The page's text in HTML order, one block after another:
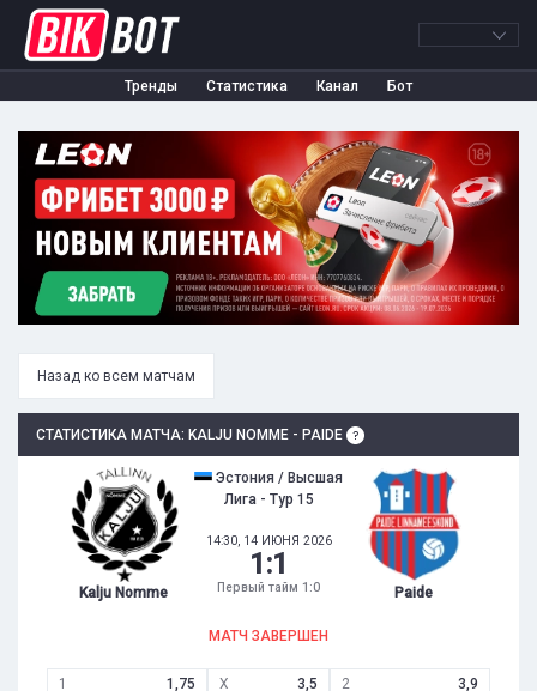
Тренды Статистика Канал Бот
Назад ко всем матчам
СТАТИСТИКА МАТЧА: KALJU NOMME - PAIDE
Kalju Nomme
Эстония / Высшая
Лига - Тур 15
14:30, 14 ИЮНЯ 2026
1 :1
Первый тайм 1:0 Paide
МАТЧ ЗАВЕРШЕН
1 1,75 X 3,5 2 3,9